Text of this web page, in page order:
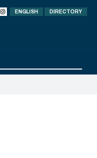
ENGLISH DIRECTORY